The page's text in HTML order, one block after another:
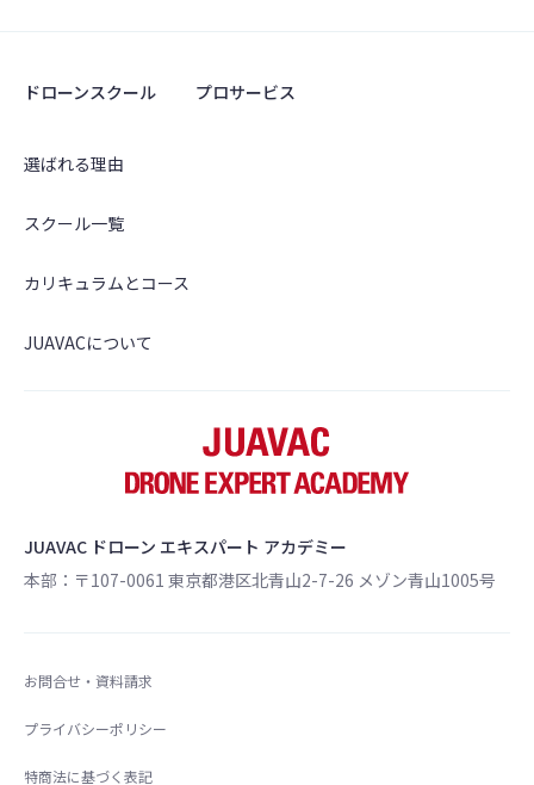
ドローンスクール プロサービス
選ばれる理由
スクール一覧
カリキュラムとコース
JUAVACについて
JUAVAC ドローン エキスパート アカデミー
本部：〒107-0061 東京都港区北青山2-7-26 メゾン青山1005号
お問合せ・資料請求
プライバシーポリシー
特商法に基づく表記